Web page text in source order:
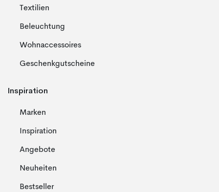
Textilien
Beleuchtung
Wohnaccessoires
Geschenkgutscheine
Inspiration
Marken
Inspiration
Angebote
Neuheiten
Bestseller